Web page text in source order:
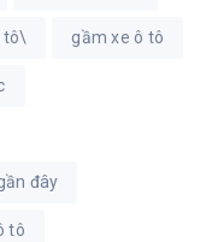
tô\ gầm xe ô tô
đây
tô